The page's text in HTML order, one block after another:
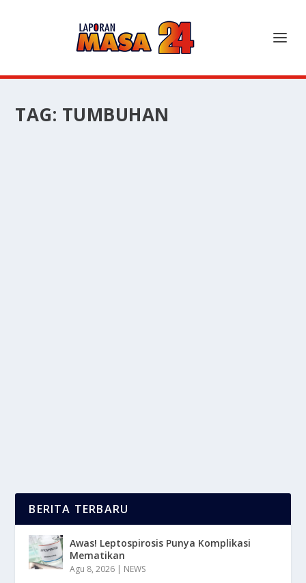
TAG: TUMBUHAN
BERITA TERBARU
Awas! Leptospirosis Punya Komplikasi
Mematikan
Agu 8, 2026 | NEWS